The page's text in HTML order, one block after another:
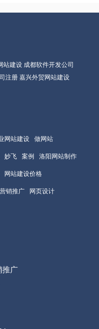
站建设 成都软件开发公司
注册嘉兴外贸网站建设
网站建设 做网站
妙飞 案例
洛阳网站制作
网站建设价格
销推广
网页设计
推广